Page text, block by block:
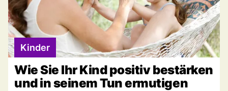
Kinder
Wie Sie Ihr Kind positiv bestärken
und in seinem Tun ermutigen